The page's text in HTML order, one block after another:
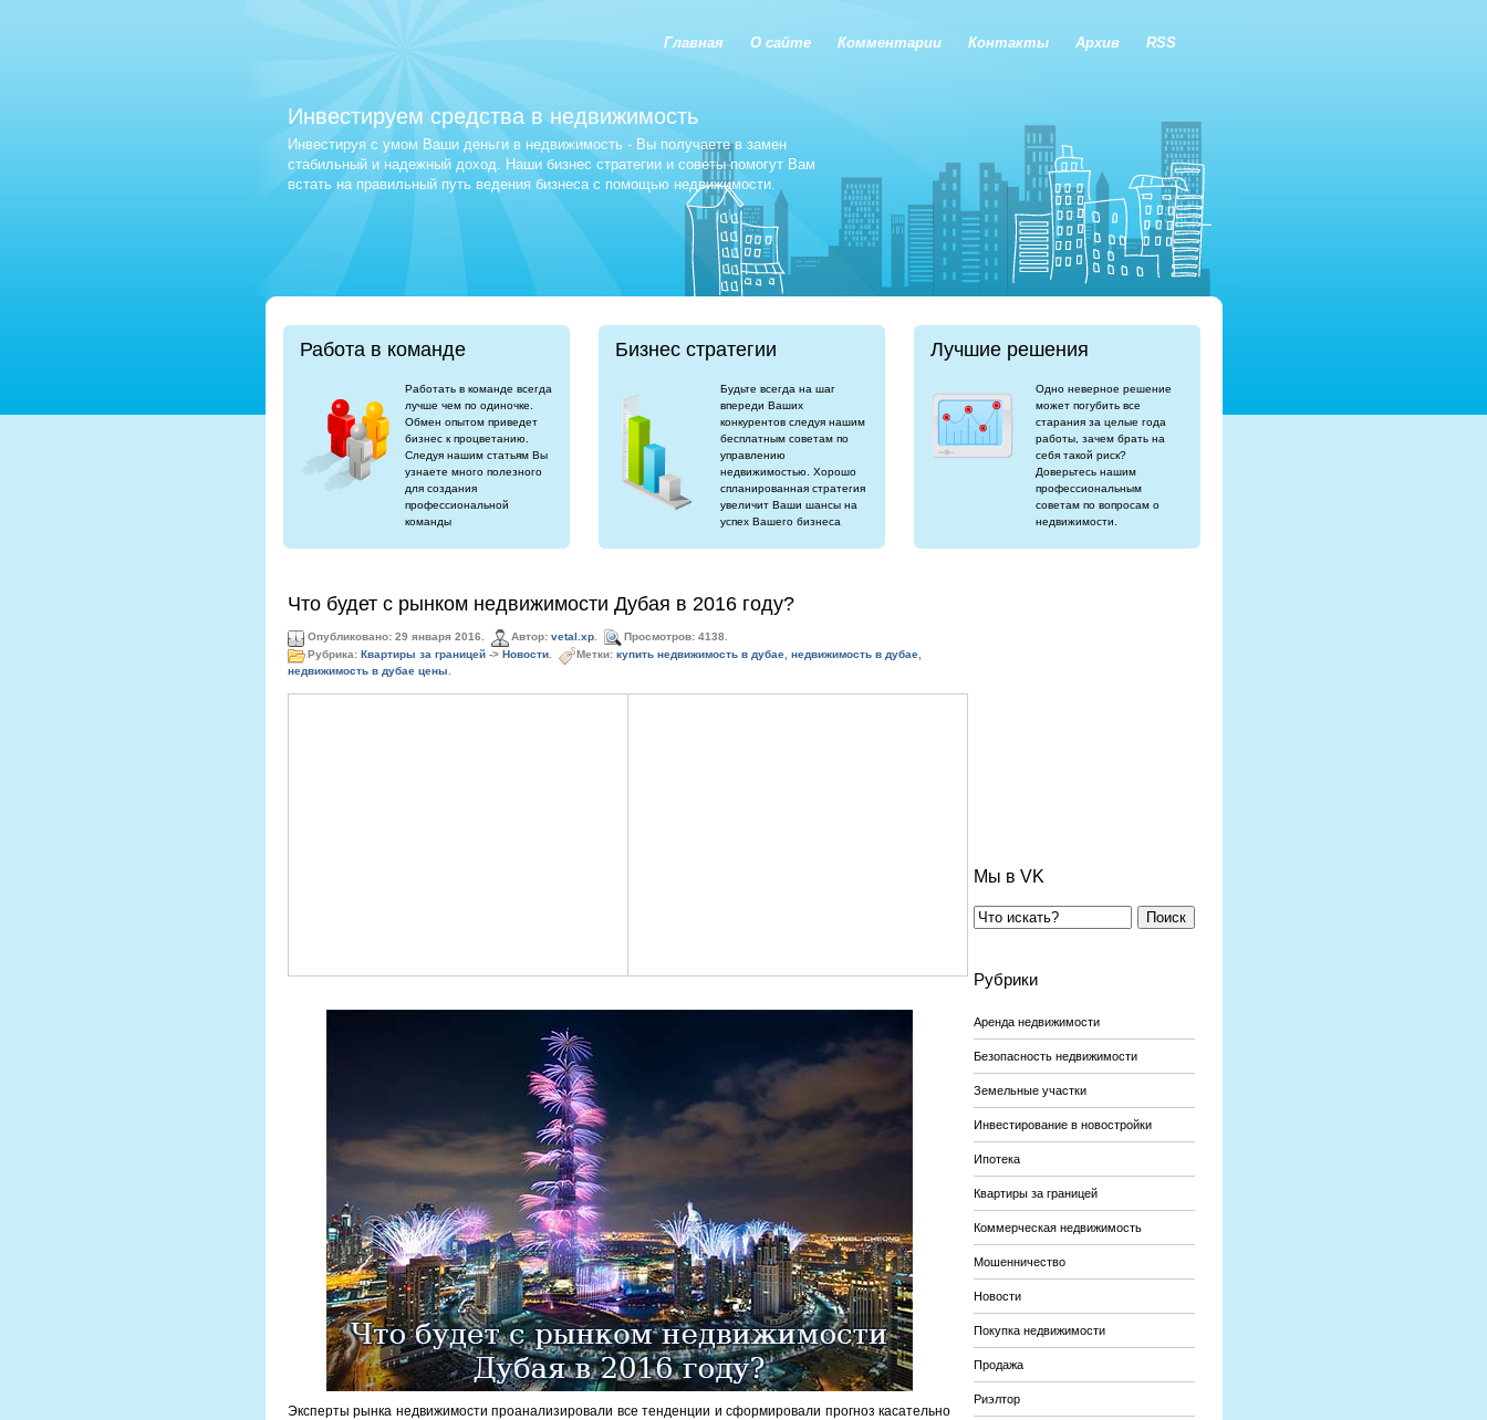
Главная О сайте Комментарии Контакты Архив RSS
Инвестируем средства в недвижимость
Инвестируя с умом Ваши деньги в недвижимость - Вы получаете в замен
стабильный и надежный доход. Наши бизнес стратегии и советы помогут Вам
встать на правильный путь ведения бизнеса с помощью недвижимости.
Работа в команде
Работать в команде всегда
лучше чем по одиночке.
Обмен опытом приведет
бизнес к процветанию.
Следуя нашим статьям Вы
узнаете много полезного
для создания
профессиональной
команды
Бизнес стратегии
Будьте всегда на шаг
впереди Ваших
конкурентов следуя нашим
бесплатным советам по
управлению
недвижимостью. Хорошо
спланированная стратегия
увеличит Ваши шансы на
успех Вашего бизнеса
Лучшие решения
Одно неверное решение
может погубить все
старания за целые года
работы, зачем брать на
себя такой риск?
Доверьтесь нашим
профессиональным
советам по вопросам о
недвижимости.
Что будет с рынком недвижимости Дубая в 2016 году?
Опубликовано: 29 января 2016. Автор: vetal.xp.
Просмотров: 4138.
Рубрика: Квартиры за границей-> Новости. Метки: купить недвижимость в дубае, недвижимость в дубае,
недвижимость в дубае цены
Эксперты рынка недвижимости проанализировали все тенденции и сформировали прогноз касательно
Мы в VK
Поиск
Рубрики
Аренда недвижимости
Безопасность недвижимости
Земельные участки
Инвестирование в новостройки
Ипотека
Квартиры за границей
Коммерческая недвижимость
Мошенничество
Новости
Покупка недвижимости
Продажа
Риэлтор